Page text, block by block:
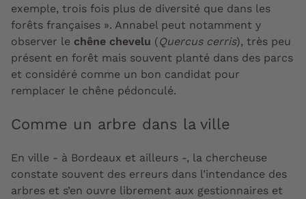
exemple, trois fois plus de diversité que dans les
forêts françaises ». Annabel peut notamment y
observer le chêne chevelu (Quercus cerris), très peu
présent en forêt mais souvent planté dans des parcs
et considéré comme un bon candidat pour
remplacer le chêne pédonculé.
Comme un arbre dans la ville
En ville - à Bordeaux et ailleurs -, la chercheuse
constate souvent des erreurs dans l’intendance des
arbres et s’en ouvre librement aux gestionnaires et